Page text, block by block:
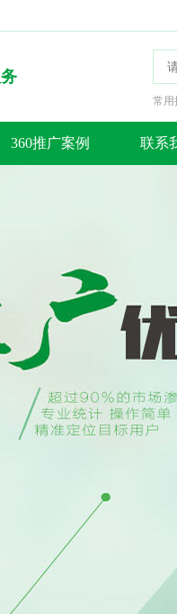
常用
360推广案例 联系